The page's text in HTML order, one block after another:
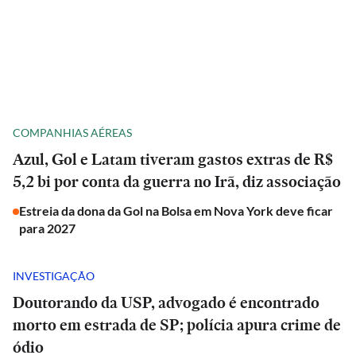
COMPANHIAS AÉREAS
Azul, Gol e Latam tiveram gastos extras de R$
5,2 bi por conta da guerra no Irã, diz associação
Estreia da dona da Gol na Bolsa em Nova York deve ficar
para 2027
INVESTIGAÇÃO
Doutorando da USP, advogado é encontrado
morto em estrada de SP; polícia apura crime de
ódio